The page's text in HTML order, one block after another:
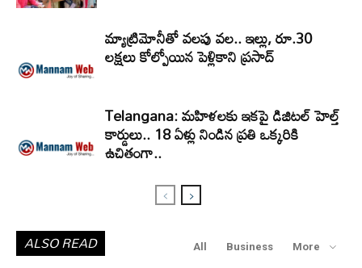
మ్యాట్రిమోనీతో వలపు వల.. ఇల్లు, రూ.30
లక్షలు కోల్పోయిన పెళ్లికాని ప్రసాద్
Telangana: మహిళలకు ఇకపై డిజిటల్ హెల్త్
కార్డులు.. 18 ఏళ్లు నిండిన ప్రతి ఒక్కరికి
ఉచితంగా..
ALSO READ All Business More